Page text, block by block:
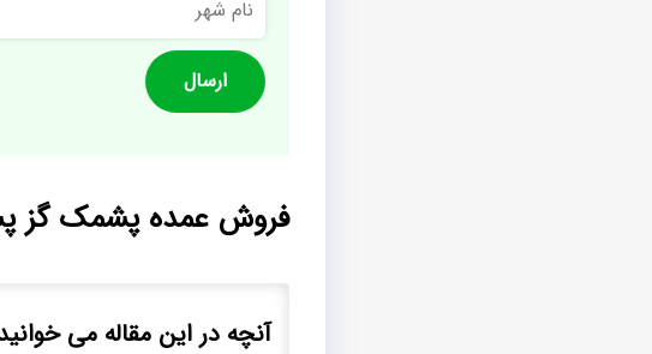
شهر
فروش عمده پشمک گز
آنچه در این مقاله می